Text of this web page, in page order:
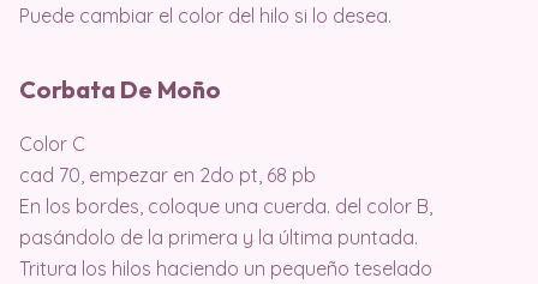
Puede cambiar el color del hilo si lo desea.
Corbata De Moño
Color C
cad 70, empezar en 2do pt, 68 pb
En los bordes, coloque una cuerda. del color B,
pasándolo de la primera y la última puntada.
Tritura los hilos haciendo un pequeño teselado